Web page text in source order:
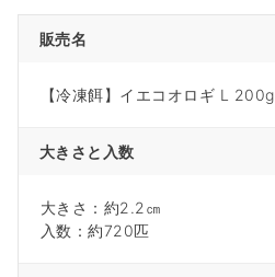
販売名
【冷凍餌】イエコオロギ L 200g
大きさと入数
大きさ：約2.2㎝
入数：約720匹